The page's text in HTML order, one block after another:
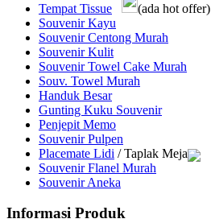
Tempat Tissue
(ada hot offer)
Souvenir Kayu
Souvenir Centong Murah
Souvenir Kulit
Souvenir Towel Cake Murah
Souv. Towel Murah
Handuk Besar
Gunting Kuku Souvenir
Penjepit Memo
Souvenir Pulpen
Placemate Lidi / Taplak Meja
Souvenir Flanel Murah
Souvenir Aneka
Informasi Produk